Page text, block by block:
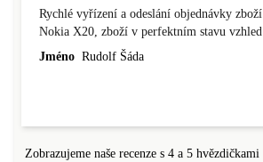
Rychlé vyřízení a odeslání objednávky zboží
Nokia X20, zboží v perfektním stavu vzhled
nového výrobku, cena výborná, funguje v
Jméno Rudolf Šáda
Zobrazujeme naše recenze s 4 a 5 hvězdičkami